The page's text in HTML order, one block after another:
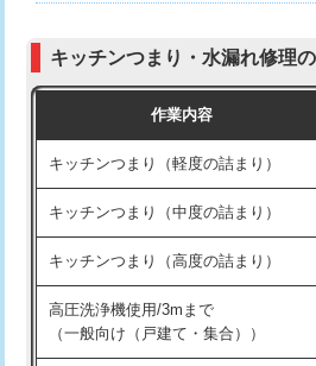
管・ポリ管・HT管使用/3ｍ超え)
排水管工事（土の掘削・埋め戻し作
排水管工事（排水管工事/3ｍまで）
排水管工事（追加 排水管工事/3ｍ超
マス交換（土の掘削・埋め戻し作業）
マス交換（深さ50㎝未満）
式・ワンホール）)
交換・取付(排水栓・排水トラップ
持込商品取付（単水栓）
キッチンつまり・水漏れ修理
作業内容
キッチンつまり（軽度の詰まり）
キッチンつまり（中度の詰まり）
キッチンつまり（高度の詰まり）
高圧洗浄機使用/3mまで
（一般向け（戸建て・集合））